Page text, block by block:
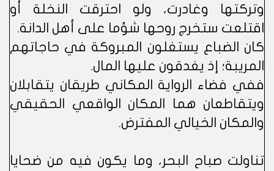
وتركتها وغادرت، ولو احترقت النخلة أو
اقتلعت ستخرج روحها شؤما على أهل الدانة.
كان الضباع يستغلون المبروكة في حاجاتهم
المريبة؛ إذ يغدقون عليها المال.
ففي فضاء الرواية المكاني طريقان يتقابلان
ويتقاطعان هما المكان الواقعي الحقيقي
والمكان الخيالي المفترض.
تناولت صباح البحر، وما يكون فيه من ضحايا